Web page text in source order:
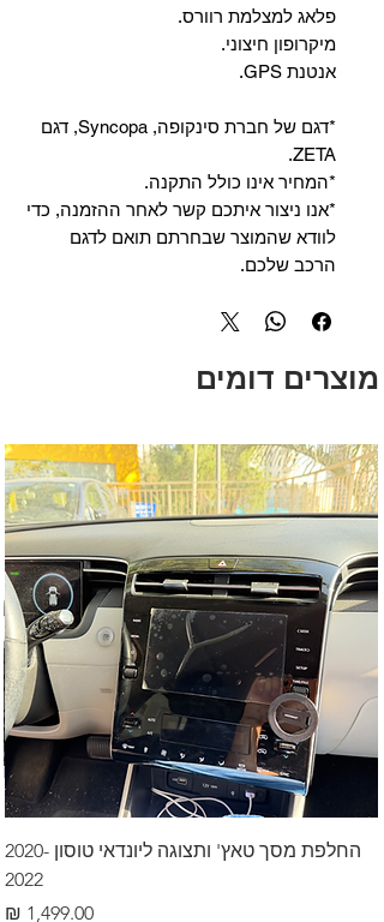
פלאג למצלמת רוורס.
מיקרופון חיצוני.
אנטנת GPS.
*דגם של חברת סינקופה, Syncopa, דגם
ZETA.
*המחיר אינו כולל התקנה.
*אנו ניצור איתכם קשר לאחר ההזמנה, כדי
לוודא שהמוצר שבחרתם תואם לדגם
הרכב שלכם.
מוצרים דומים
החלפת מסך טאץ' ותצוגה ליונדאי טוסון 2020-
2022
מחיר